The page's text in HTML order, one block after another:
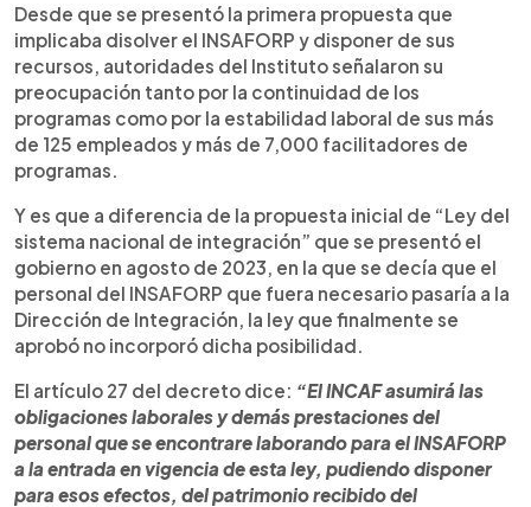
Desde que se presentó la primera propuesta que
implicaba disolver el INSAFORP y disponer de sus
recursos, autoridades del Instituto señalaron su
preocupación tanto por la continuidad de los
programas como por la estabilidad laboral de sus más
de 125 empleados y más de 7,000 facilitadores de
programas.
Y es que a diferencia de la propuesta inicial de “Ley del
sistema nacional de integración” que se presentó el
gobierno en agosto de 2023, en la que se decía que el
personal del INSAFORP que fuera necesario pasaría a la
Dirección de Integración, la ley que finalmente se
aprobó no incorporó dicha posibilidad.
El artículo 27 del decreto dice: “El INCAF asumirá las
obligaciones laborales y demás prestaciones del
personal que se encontrare laborando para el INSAFORP
a la entrada en vigencia de esta ley, pudiendo disponer
para esos efectos, del patrimonio recibido del